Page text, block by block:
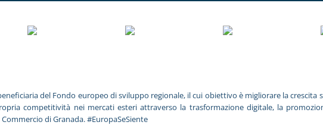
beneficiaria del Fondo europeo di sviluppo regionale, il cui obiettivo è migliorare la
competitività nei mercati esteri attraverso la trasformazione digitale, la
di Granada. #EuropaSeSiente